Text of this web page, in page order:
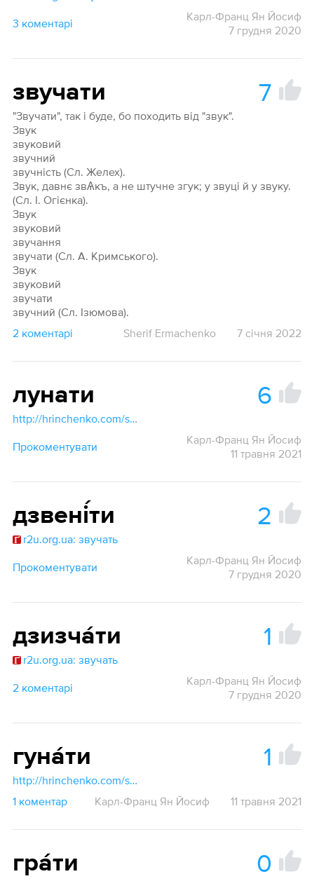
3 коментарі
Карл-Франц Ян Йосиф
7 грудня 2020
звучати 7
"Звучати", так і буде, бо походить від "звук".
Звук
звуковий
звучний
звучність (Сл. Желех).
Звук, давнє звѦкъ, а не штучне згук; у звуці й у звуку.
(Сл. І. Огієнка).
Звук
звуковий
звучання
звучати (Сл. А. Кримського).
Звук
звуковий
звучати
звучний (Сл. Ізюмова).
2 коментарі
Sherif Ermachenko 7 січня 2022
лунати 6
http://hrinchenko.com/slovar/znachenie-slova/26946-lunaty.html#show_point
Прокоментувати
Карл-Франц Ян Йосиф
11 травня 2021
дзвені́ти 2
r2u.org.ua: звучать
Прокоментувати
Карл-Франц Ян Йосиф
7 грудня 2020
дзизча́ти 1
r2u.org.ua: звучать
2 коментарі
Карл-Франц Ян Йосиф
7 грудня 2020
гуна́ти 1
http://hrinchenko.com/slovar/znachenie-slova/10888-ghunaty.html#show_point
1 коментар
Карл-Франц Ян Йосиф 11 травня 2021
гра́ти 0